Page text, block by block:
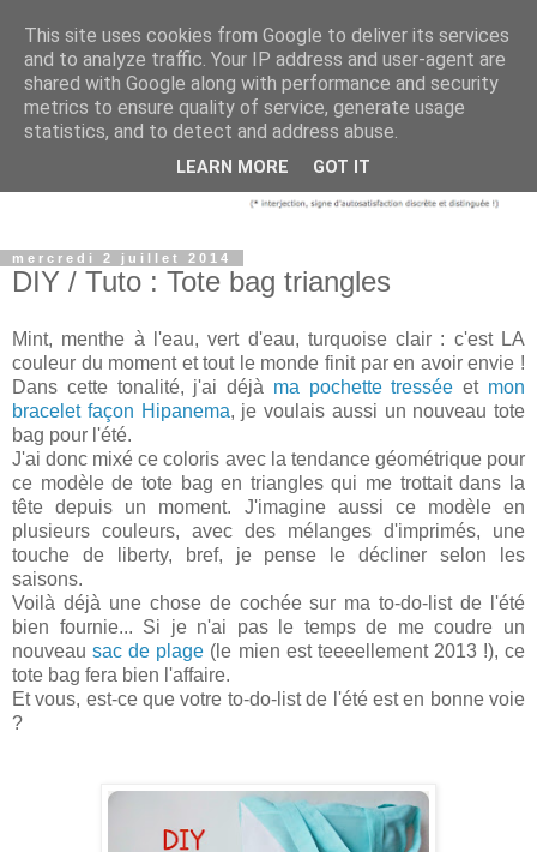
mercredi 2 juillet 2014
DIY / Tuto : Tote bag triangles
Mint, menthe à l'eau, vert d'eau, turquoise clair : c'est LA
couleur du moment et tout le monde finit par en avoir envie !
Dans cette tonalité, j'ai déjà ma pochette tressée et mon
bracelet façon Hipanema, je voulais aussi un nouveau tote
bag pour l'été.
J'ai donc mixé ce coloris avec la tendance géométrique pour
ce modèle de tote bag en triangles qui me trottait dans la
tête depuis un moment. J'imagine aussi ce modèle en
plusieurs couleurs, avec des mélanges d'imprimés, une
touche de liberty, bref, je pense le décliner selon les
saisons.
Voilà déjà une chose de cochée sur ma to-do-list de l'été
bien fournie... Si je n'ai pas le temps de me coudre un
nouveausac de plage (le mien est teeeellement 2013 !), ce
tote bag fera bien l'affaire.
Et vous, est-ce que votre to-do-list de l'été est en bonne voie
?
This site uses cookies from Google to deliver its services
and to analyze traffic. Your IP address and user-agent are
shared with Google along with performance and security
metrics to ensure quality of service, generate usage
statistics, and to detect and address abuse.
LEARN MORE GOT IT